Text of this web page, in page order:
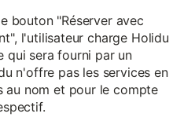
bouton "Réserver avec
l'utilisateur charge Holidu
qui sera fourni par un
n'offre pas les services en
au nom et pour le compte